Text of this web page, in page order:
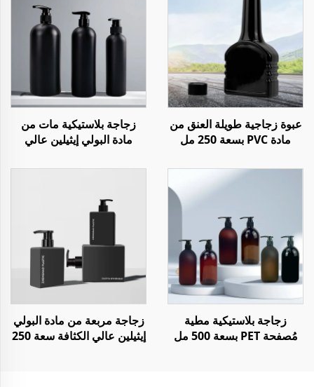
عبوة زجاجية طويلة العنق من
مادة PVC بسعة 250 مل
السيارة
زجاجة بلاستيكية مات من
مادة البولي إيثيلين عالي
للشامبو والبلسم والجل
زجاجة بلاستيكية مطية
مُصفحة PET بسعة 500 مل
زجاجة مربعة من مادة البولي
إيثيلين عالي الكثافة سعة 250